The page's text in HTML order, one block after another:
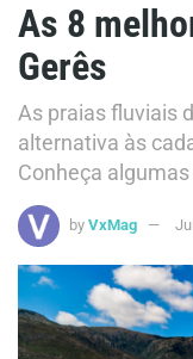
As 8
Gerês
As praias fluviais
alternativa às
Conheça
by VxMag